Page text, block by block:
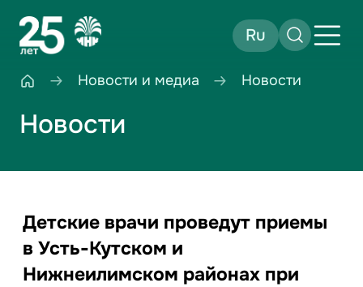
Ru
Новости и медиа Новости
Новости
Детские врачи проведут приемы
в Усть-Кутском и
Нижнеилимском районах при